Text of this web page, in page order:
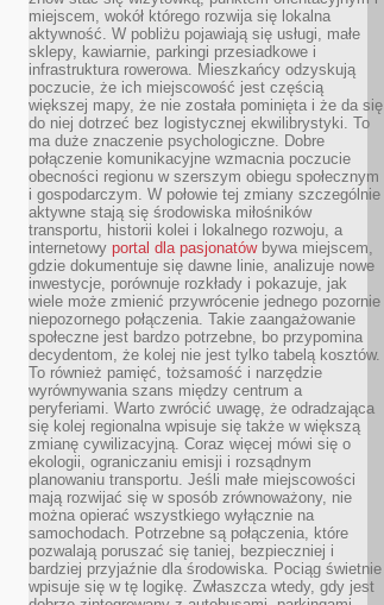
miejscem, wokół którego rozwija się lokalna
aktywność. W pobliżu pojawiają się usługi, małe
sklepy, kawiarnie, parkingi przesiadkowe i
infrastruktura rowerowa. Mieszkańcy odzyskują
poczucie, że ich miejscowość jest częścią
większej mapy, że nie została pominięta i że da się
do niej dotrzeć bez logistycznej ekwilibrystyki. To
ma duże znaczenie psychologiczne. Dobre
połączenie komunikacyjne wzmacnia poczucie
obecności regionu w szerszym obiegu społecznym
i gospodarczym. W połowie tej zmiany szczególnie
aktywne stają się środowiska miłośników
transportu, historii kolei i lokalnego rozwoju, a
internetowy portal dla pasjonatówbywa miejscem,
gdzie dokumentuje się dawne linie, analizuje nowe
inwestycje, porównuje rozkłady i pokazuje, jak
wiele może zmienić przywrócenie jednego pozornie
niepozornego połączenia. Takie zaangażowanie
społeczne jest bardzo potrzebne, bo przypomina
decydentom, że kolej nie jest tylko tabelą kosztów.
To również pamięć, tożsamość i narzędzie
wyrównywania szans między centrum a
peryferiami. Warto zwrócić uwagę, że odradzająca
się kolej regionalna wpisuje się także w większą
zmianę cywilizacyjną. Coraz więcej mówi się o
ekologii, ograniczaniu emisji i rozsądnym
planowaniu transportu. Jeśli małe miejscowości
mają rozwijać się w sposób zrównoważony, nie
można opierać wszystkiego wyłącznie na
samochodach. Potrzebne są połączenia, które
pozwalają poruszać się taniej, bezpieczniej i
bardziej przyjaźnie dla środowiska. Pociąg świetnie
wpisuje się w tę logikę. Zwłaszcza wtedy, gdy jest